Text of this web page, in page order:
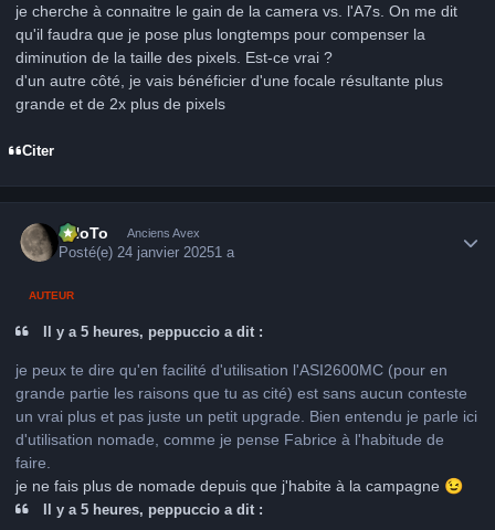
je cherche à connaitre le gain de la camera vs. l'A7s. On me dit
qu'il faudra que je pose plus longtemps pour compenser la
diminution de la taille des pixels. Est-ce vrai ?
d'un autre côté, je vais bénéficier d'une focale résultante plus
grande et de 2x plus de pixels
Citer
FHoTo Anciens Avex
Posté(e)24 janvier 20251 a
AUTEUR
Il y a 5 heures, peppuccio a dit :
je peux te dire qu'en facilité d'utilisation l'ASI2600MC (pour en
grande partie les raisons que tu as cité) est sans aucun conteste
un vrai plus et pas juste un petit upgrade. Bien entendu je parle ici
d'utilisation nomade, comme je pense Fabrice à l'habitude de
faire.
je ne fais plus de nomade depuis que j'habite à la campagne 😉
Il y a 5 heures, peppuccio a dit :